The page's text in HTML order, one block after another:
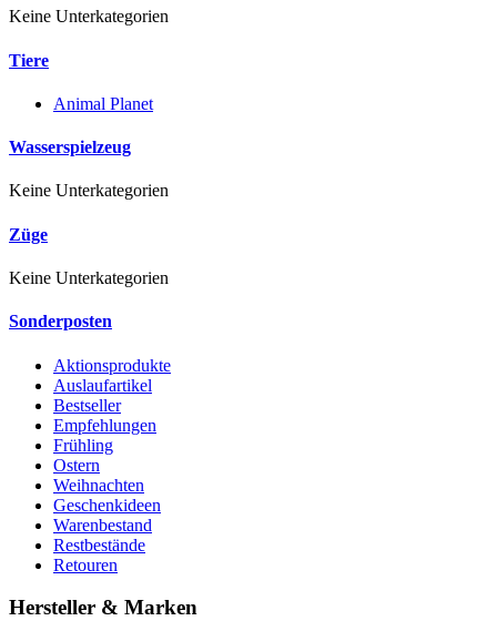
Keine Unterkategorien
Tiere
Animal Planet
Wasserspielzeug
Keine Unterkategorien
Züge
Keine Unterkategorien
Sonderposten
Aktionsprodukte
Auslaufartikel
Bestseller
Empfehlungen
Frühling
Ostern
Weihnachten
Geschenkideen
Warenbestand
Restbestände
Retouren
Hersteller & Marken